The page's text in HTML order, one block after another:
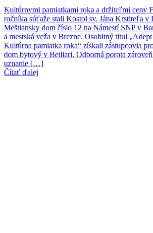
Kultúrnymi pamiatkami roka a držiteľmi ceny
ročníka súťaže stali Kostol sv. Jána Krstiteľa v
Meštiansky dom číslo 12 na Námestí SNP v
a mestská veža v Brezne. Osobitný titul
Kultúrna pamiatka roka“ získali zástupcovia
dom bytový v Betliari. Odborná porota
uznanie […]
Čítať ďalej